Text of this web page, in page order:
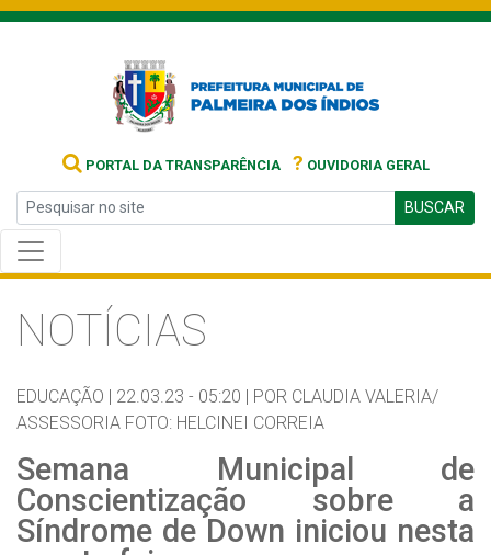
PORTAL DA TRANSPARÊNCIA ? OUVIDORIA GERAL
BUSCAR
NOTÍCIAS
EDUCAÇÃO | 22.03.23 - 05:20 | POR CLAUDIA VALERIA/
ASSESSORIA FOTO: HELCINEI CORREIA
Semana Municipal de
Conscientização sobre a
Síndrome de Down iniciou nesta